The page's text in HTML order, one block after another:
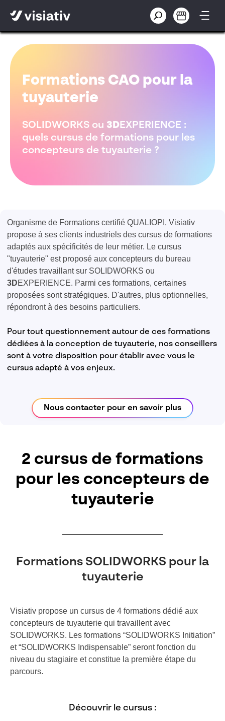
Formations CAO pour la
tuyauterie
SOLIDWORKS ou 3DEXPERIENCE :
quels cursus de formations pour les
concepteurs de tuyauterie ?
Organisme de Formations certifié QUALIOPI, Visiativ
propose à ses clients industriels des cursus de formations
adaptés aux spécificités de leur métier. Le cursus
"tuyauterie" est proposé aux concepteurs du bureau
d'études travaillant sur SOLIDWORKS ou
3DEXPERIENCE. Parmi ces formations, certaines
proposées sont stratégiques. D'autres, plus optionnelles,
répondront à des besoins particuliers.
Pour tout questionnement autour de ces formations
dédiées à la conception de tuyauterie, nos conseillers
sont à votre disposition pour établir avec vous le
cursus adapté à vos enjeux.
Nous contacter pour en savoir plus
2 cursus de formations
pour les concepteurs de
tuyauterie
Formations SOLIDWORKS pour la
tuyauterie
Visiativ propose un cursus de 4 formations dédié aux
concepteurs de tuyauterie qui travaillent avec
SOLIDWORKS. Les formations “SOLIDWORKS Initiation”
et “SOLIDWORKS Indispensable” seront fonction du
niveau du stagiaire et constitue la première étape du
parcours.
Découvrir le cursus :